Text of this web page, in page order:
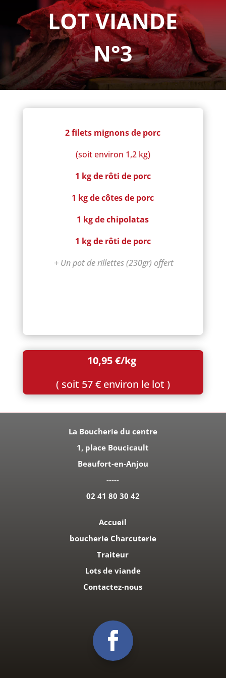
LOT VIANDE
N°3
2 filets mignons de porc
(soit environ 1,2 kg)
1 kg de rôti de porc
1 kg de côtes de porc
1 kg de chipolatas
1 kg de rôti de porc
+ Un pot de rillettes (230gr) offert
10,95 €/kg
( soit 57 € environ le lot )
La Boucherie du centre
1, place Boucicault
Beaufort-en-Anjou
-----
02 41 80 30 42
Accueil
boucherie Charcuterie
Traiteur
Lots de viande
Contactez-nous